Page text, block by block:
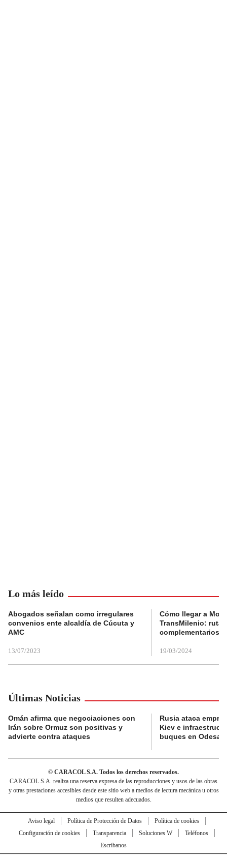
Lo más leído
Abogados señalan como irregulares
convenios ente alcaldía de Cúcuta y
AMC
13/07/2023
Cómo llegar a
TransMilenio:
complementarios
19/03/2024
Últimas Noticias
Omán afirma que negociaciones con
Irán sobre Ormuz son positivas y
advierte contra ataques
Rusia ataca
Kiev e
buques en Odesa
© CARACOL S.A. Todos los derechos reservados.
CARACOL S.A. realiza una reserva expresa de las reproducciones y usos de las obras
y otras prestaciones accesibles desde este sitio web a medios de lectura mecánica u otros
medios que resulten adecuados.
Aviso legal Política de Protección de Datos
Política de cookies
Configuración de cookies
Transparencia Soluciones W
Teléfonos
Escríbanos